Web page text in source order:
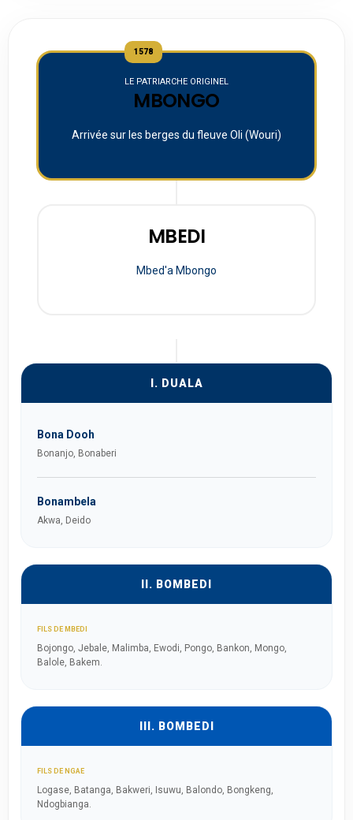
1578
LE PATRIARCHE ORIGINEL
MBONGO
Arrivée sur les berges du fleuve Oli (Wouri)
MBEDI
Mbed'a Mbongo
I. DUALA
Bona Dooh
Bonanjo, Bonaberi
Bonambela
Akwa, Deido
II. BOMBEDI
FILS DE MBEDI
Bojongo, Jebale, Malimba, Ewodi, Pongo, Bankon, Mongo,
Balole, Bakem.
III. BOMBEDI
FILS DE NGAE
Logase, Batanga, Bakweri, Isuwu, Balondo, Bongkeng,
Ndogbianga.